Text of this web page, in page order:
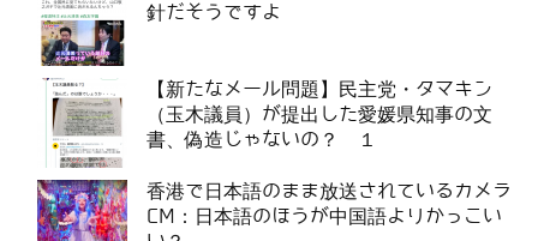
針だそうですよ
【新たなメール問題】民主党・タマキン
（玉木議員）が提出した愛媛県知事の文
書、偽造じゃないの？ １
香港で日本語のまま放送されているカメラ
CM：日本語のほうが中国語よりかっこい